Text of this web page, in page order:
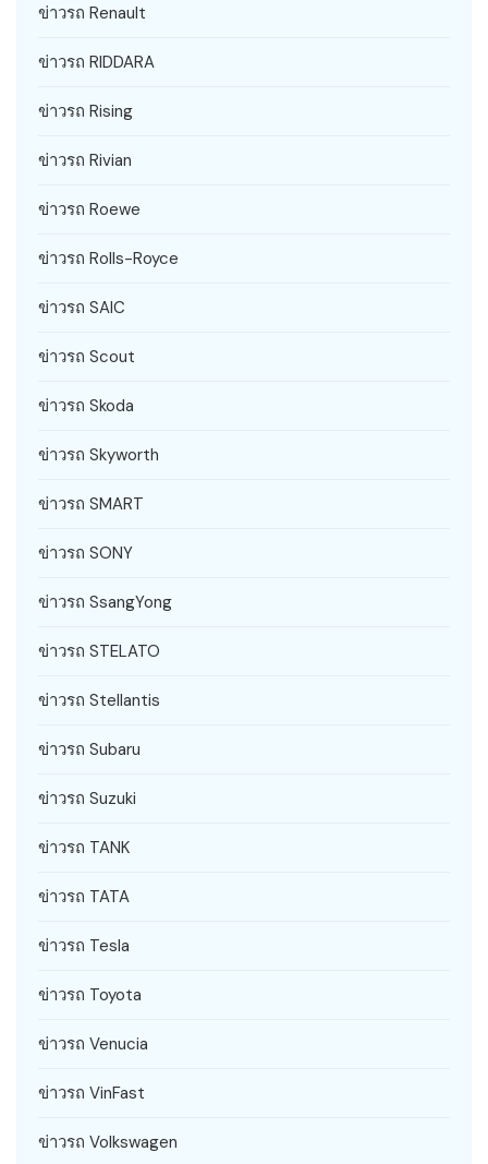
ข่าวรถ Renault
ข่าวรถ RIDDARA
ข่าวรถ Rising
ข่าวรถ Rivian
ข่าวรถ Roewe
ข่าวรถ Rolls-Royce
ข่าวรถ SAIC
ข่าวรถ Scout
ข่าวรถ Skoda
ข่าวรถ Skyworth
ข่าวรถ SMART
ข่าวรถ SONY
ข่าวรถ SsangYong
ข่าวรถ STELATO
ข่าวรถ Stellantis
ข่าวรถ Subaru
ข่าวรถ Suzuki
ข่าวรถ TANK
ข่าวรถ TATA
ข่าวรถ Tesla
ข่าวรถ Toyota
ข่าวรถ Venucia
ข่าวรถ VinFast
ข่าวรถ Volkswagen